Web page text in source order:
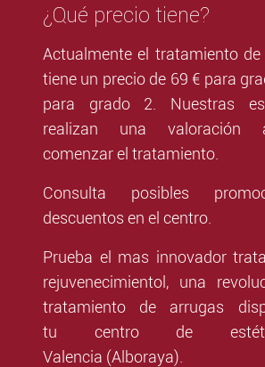
¿Qué precio tiene?
Actualmente el tratamiento de
tiene un precio de 69 € para
para grado 2. Nuestras
realizan una valoración
comenzar el tratamiento.
Consulta posibles
descuentos en el centro.
Prueba el mas innovador
rejuvenecimientol, una
tratamiento de arrugas
tu centro de
Valencia (Alboraya).